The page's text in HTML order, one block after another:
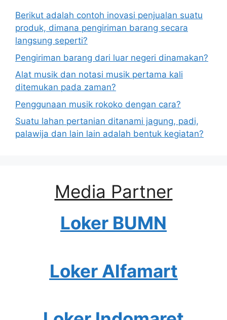
Berikut adalah contoh inovasi penjualan suatu
produk, dimana pengiriman barang secara
langsung seperti?
Pengiriman barang dari luar negeri dinamakan?
Alat musik dan notasi musik pertama kali
ditemukan pada zaman?
Penggunaan musik rokoko dengan cara?
Suatu lahan pertanian ditanami jagung, padi,
palawija dan lain lain adalah bentuk kegiatan?
Media Partner
Loker BUMN
Loker Alfamart